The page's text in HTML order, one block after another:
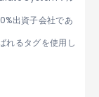
出資子会社であ
れるタグを使用し